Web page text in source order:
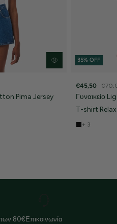
Pima Jersey
35% OFF
€45,50
Γυναικείο
T-shirt
+ 3
80€Επικοινωνία